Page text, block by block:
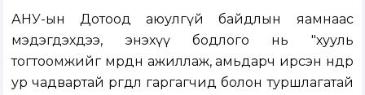
АНУ-ын Дотоод аюулгүй байдлын яамнаас
мэдэгдэхдээ, энэхүү бодлого нь "хууль
тогтоомжийг мөрдөн ажиллаж, амьдарч ирсэн өндөр
ур чадвартай өргөдөл гаргагчид болон туршлагатай